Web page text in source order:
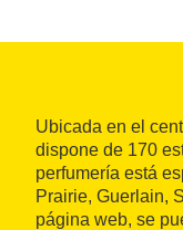
Ubicada en el
dispone de 170
perfumería está
Prairie, Guerlain,
página web, se